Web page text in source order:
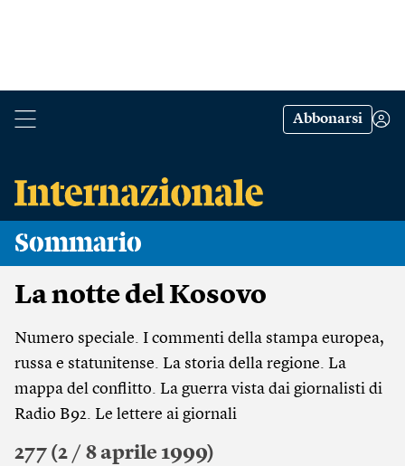
Abbonarsi
Sommario
La notte del Kosovo
Numero speciale. I commenti della stampa europea,
russa e statunitense. La storia della regione. La
mappa del conflitto. La guerra vista dai giornalisti di
Radio B92. Le lettere ai giornali
277 (2 / 8 aprile 1999)